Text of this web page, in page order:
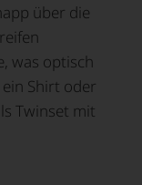
über die
was optisch
Shirt oder
Twinset mit